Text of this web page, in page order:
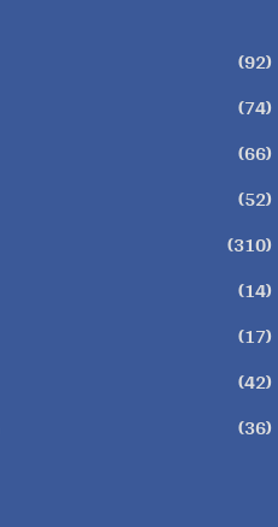
(92)
(74)
(66)
(52)
(310)
(14)
(17)
(42)
(36)